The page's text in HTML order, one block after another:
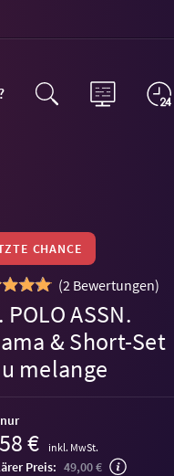
CHANCE
(2 Bewertungen)
POLO ASSN.
& Short-Set
melange
€ inkl. MwSt.
Preis: 49,00 €